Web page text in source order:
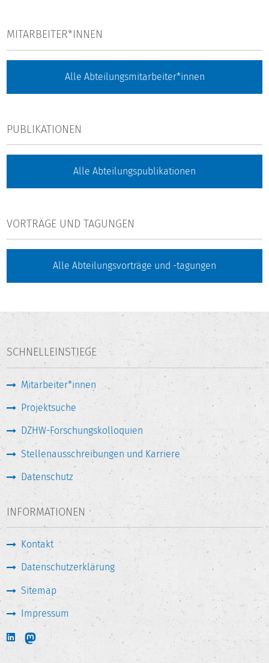
MITARBEITER*INNEN
Alle Abteilungsmitarbeiter*innen
PUBLIKATIONEN
Alle Abteilungspublikationen
VORTRÄGE UND TAGUNGEN
Alle Abteilungsvorträge und -tagungen
SCHNELLEINSTIEGE
Mitarbeiter*innen
Projektsuche
DZHW-Forschungskolloquien
Stellenausschreibungen und Karriere
Datenschutz
INFORMATIONEN
Kontakt
Datenschutzerklärung
Sitemap
Impressum